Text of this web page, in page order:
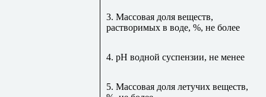
3. Массовая доля веществ,
растворимых в воде, %, не более
4. рН водной суспензии, не менее
5. Массовая доля летучих веществ,